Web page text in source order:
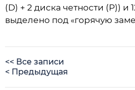
(D) + 2 диска четности (P)) и
выделено под «горячую
<< Все записи
< Предыдущая